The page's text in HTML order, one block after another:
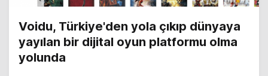
Voidu, Türkiye'den yola çıkıp dünyaya
yayılan bir dijital oyun platformu olma
yolunda